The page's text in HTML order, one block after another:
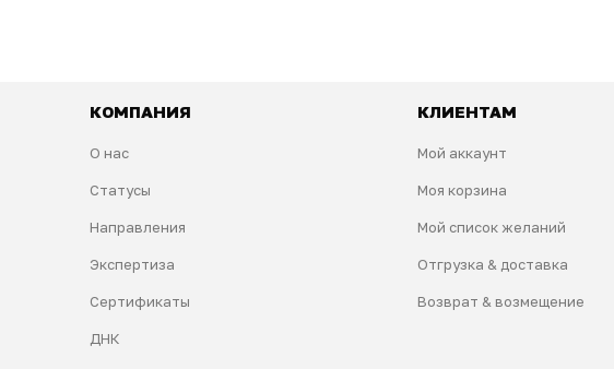
КОМПАНИЯ
О нас
Статусы
Направления
Экспертиза
Сертификаты
ДНК
КЛИЕНТАМ
Мой аккаунт
Моя корзина
Мой список желаний
Отгрузка & доставка
Возврат & возмещение